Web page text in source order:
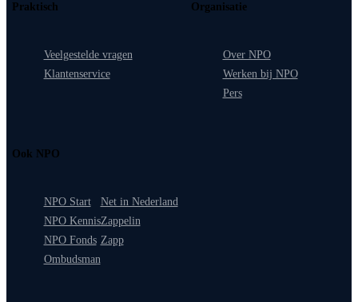
Praktisch
Veelgestelde vragen
Klantenservice
Organisatie
Over NPO
Werken bij NPO
Pers
Ook NPO
NPO Start
NPO Kennis
NPO Fonds
Ombudsman
Net in Nederland
Zappelin
Zapp